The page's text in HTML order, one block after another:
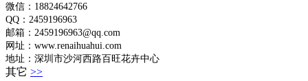
微信：18824642766
QQ：2459196963
邮箱：2459196963@qq.com
网址：www.renaihuahui.com
地址：深圳市沙河西路百旺花卉中心
其它 >>